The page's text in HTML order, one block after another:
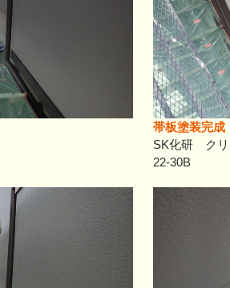
帯板塗装完成
SK化研 クリ
22-30B